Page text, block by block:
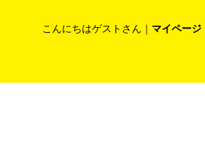
こんにちはゲストさん｜ マイページ
コラム マイページ 採用情報